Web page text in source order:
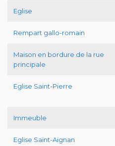
Eglise
Rempart gallo-romain
Maison en bordure de la rue
principale
Eglise Saint-Pierre
Immeuble
Eglise Saint-Aignan